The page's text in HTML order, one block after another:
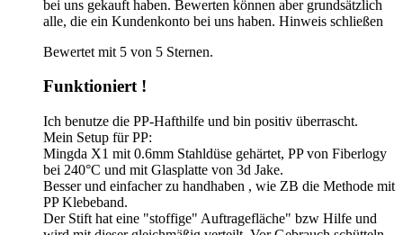
bei uns gekauft haben. Bewerten können aber grundsätzlich
alle, die ein Kundenkonto bei uns haben. Hinweis schließen
Bewertet mit 5 von 5 Sternen.
Funktioniert !
Ich benutze die PP-Hafthilfe und bin positiv überrascht.
Mein Setup für PP:
Mingda X1 mit 0.6mm Stahldüse gehärtet, PP von Fiberlogy
bei 240°C und mit Glasplatte von 3d Jake.
Besser und einfacher zu handhaben , wie ZB die Methode mit
PP Klebeband.
Der Stift hat eine "stoffige" Auftragefläche" bzw Hilfe und